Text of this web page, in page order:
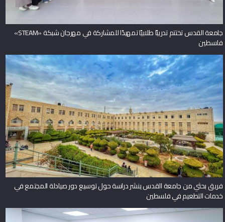
جامعة القدس تختتم تدريبًا طلابيًا تمهيدًا للمشاركة في مهرجان شبكة «STEAM»
فلسطين
فريق بحثي من جامعة القدس ينشر دراسة حول توسيع دور صيادلة المجتمع في
خدمات التطعيم في فلسطين